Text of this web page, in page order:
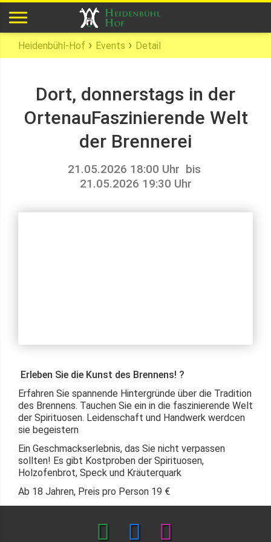
Heidenbühl-Hof › Events › Detail
Dort, donnerstags in der
OrtenauFaszinierende Welt
der Brennerei
21.05.2026 18:00 Uhr
bis
21.05.2026 19:30 Uhr
Erleben Sie die Kunst des Brennens! ?
Erfahren Sie spannende Hintergründe über die Tradition
des Brennens. Tauchen Sie ein in die faszinierende Welt
der Spirituosen. Leidenschaft und Handwerk werdcen
sie begeistern
Ein Geschmackserlebnis, das Sie nicht verpassen
sollten! Es gibt Kostproben der Spirituosen,
Holzofenbrot, Speck und Kräuterquark
Ab 18 Jahren, Preis pro Person 19 €
gerne auf Band sprechen, ich rufe zurück